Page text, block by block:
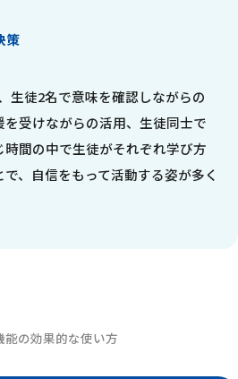
策
生徒2名で意味を確認しながらの
受けながらの活用、生徒同士で
間の中で生徒がそれぞれ学び方
、自信をもって活動する姿が多く
能の効果的な使い方